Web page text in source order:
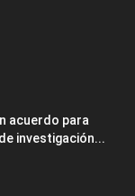
acuerdo para
investigación...